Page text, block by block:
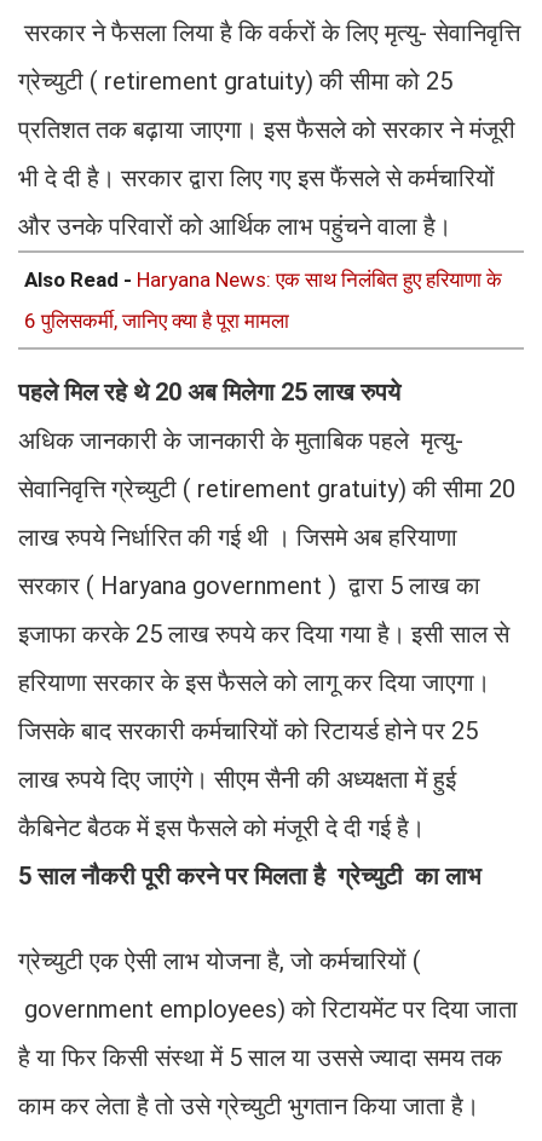
सरकार ने फैसला लिया है कि वर्करों के लिए मृत्यु- सेवानिवृत्ति
ग्रेच्युटी ( retirement gratuity) की सीमा को 25
प्रतिशत तक बढ़ाया जाएगा। इस फैसले को सरकार ने मंजूरी
भी दे दी है। सरकार द्वारा लिए गए इस फैंसले से कर्मचारियों
और उनके परिवारों को आर्थिक लाभ पहुंचने वाला है।
Also Read - Haryana News: एक साथ निलंबित हुए हरियाणा के
6 पुलिसकर्मी, जानिए क्या है पूरा मामला
पहले मिल रहे थे 20 अब मिलेगा 25 लाख रुपये
अधिक जानकारी के जानकारी के मुताबिक पहले मृत्यु-
सेवानिवृत्ति ग्रेच्युटी ( retirement gratuity) की सीमा 20
लाख रुपये निर्धारित की गई थी । जिसमे अब हरियाणा
सरकार ( Haryana government ) द्वारा 5 लाख का
इजाफा करके 25 लाख रुपये कर दिया गया है। इसी साल से
हरियाणा सरकार के इस फैसले को लागू कर दिया जाएगा।
जिसके बाद सरकारी कर्मचारियों को रिटायर्ड होने पर 25
लाख रुपये दिए जाएंगे। सीएम सैनी की अध्यक्षता में हुई
कैबिनेट बैठक में इस फैसले को मंजूरी दे दी गई है।
5 साल नौकरी पूरी करने पर मिलता है ग्रेच्युटी का लाभ
ग्रेच्युटी एक ऐसी लाभ योजना है, जो कर्मचारियों (
government employees) को रिटायमेंट पर दिया जाता
है या फिर किसी संस्था में 5 साल या उससे ज्यादा समय तक
काम कर लेता है तो उसे ग्रेच्युटी भुगतान किया जाता है।